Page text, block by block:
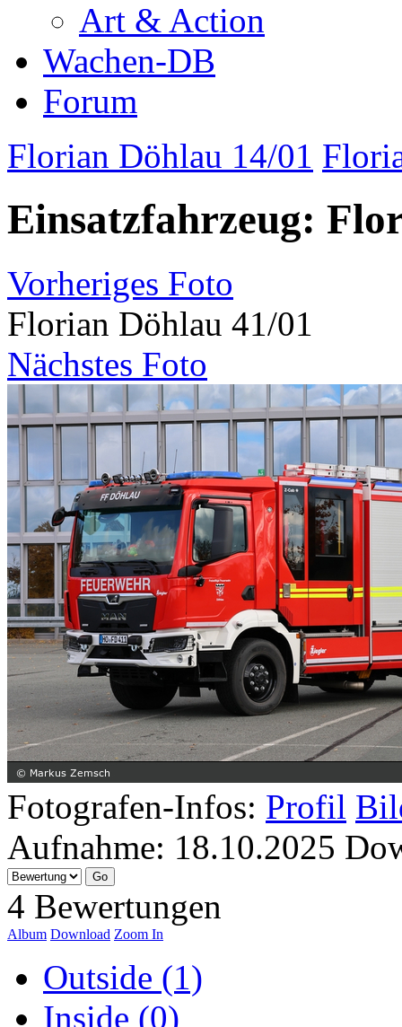
Art & Action
Wachen-DB
Forum
Florian Döhlau 14/01
Einsatzfahrzeug:
Vorheriges Foto
Florian Döhlau 41/01
Nächstes Foto
Fotografen-Infos: Profil
Aufnahme: 18.10.2025
4 Bewertungen
Album Download Zoom In
Outside (1)
Inside (0)